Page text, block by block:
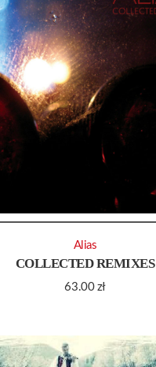
COLLECTED REMIXES
63.00 zł
Alias